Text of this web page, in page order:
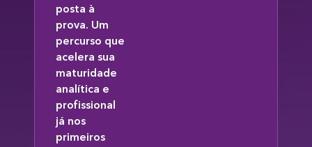
posta à
prova. Um
percurso que
acelera sua
maturidade
analítica e
profissional
já nos
primeiros